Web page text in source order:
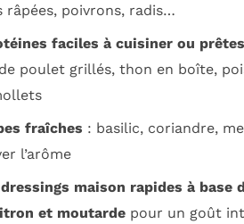
râpées, poivrons, radis…
faciles à cuisiner ou
poulet grillés, thon en boîte,
fraîches : basilic, coriandre,
l’arôme
maison rapides à base
et moutardepour un goût